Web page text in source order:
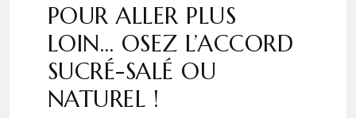
POUR ALLER PLUS
LOIN… OSEZ L’ACCORD
SUCRÉ-SALÉ OU
NATUREL !